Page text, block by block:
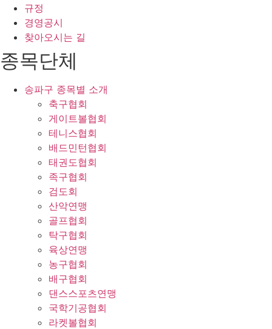
규정
경영공시
찾아오시는 길
종목단체
송파구 종목별 소개
축구협회
게이트볼협회
테니스협회
배드민턴협회
태권도협회
족구협회
검도회
산악연맹
골프협회
탁구협회
육상연맹
농구협회
배구협회
댄스스포츠연맹
국학기공협회
라켓볼협회